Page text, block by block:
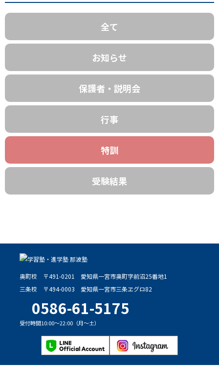
全て
お知らせ
保護者・説明会
行事
特訓
受験結果
奥町校 〒491-0201 愛知県一宮市奥町字前沼25番地1
三条校
〒494-0003 愛知県一宮市三条ヱグロ82
0586-61-5175
受付時間10:00～22:00（月～土）